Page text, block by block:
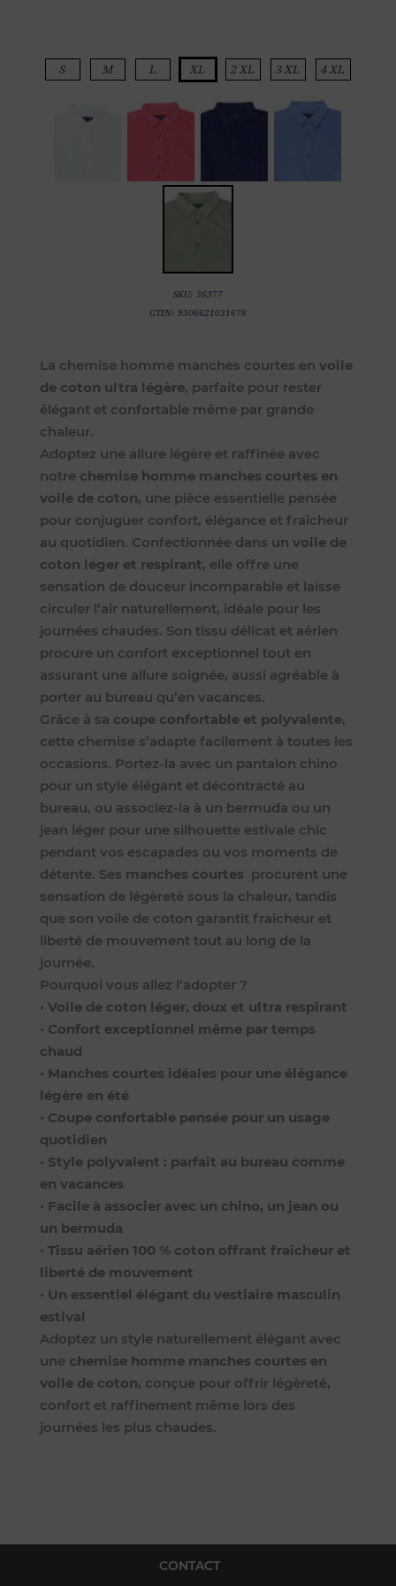
S M L XL 2 XL 3 XL 4 XL
SKU: 36377
GTIN: 9306621031678
La chemise homme manches courtes en voile
de coton ultra légère, parfaite pour rester
élégant et confortable même par grande
chaleur.
Adoptez une allure légère et raffinée avec
notre chemise homme manches courtes en
voile de coton, une pièce essentielle pensée
pour conjuguer confort, élégance et fraîcheur
au quotidien. Confectionnée dans un voile de
coton léger et respirant, elle offre une
sensation de douceur incomparable et laisse
circuler l’air naturellement, idéale pour les
journées chaudes. Son tissu délicat et aérien
procure un confort exceptionnel tout en
assurant une allure soignée, aussi agréable à
porter au bureau qu’en vacances.
Grâce à sa coupe confortable et polyvalente,
cette chemise s’adapte facilement à toutes les
occasions. Portez-la avec un pantalon chino
pour un style élégant et décontracté au
bureau, ou associez-la à un bermuda ou un
jean léger pour une silhouette estivale chic
pendant vos escapades ou vos moments de
détente. Ses manches courtes procurent une
sensation de légèreté sous la chaleur, tandis
que son voile de coton garantit fraîcheur et
liberté de mouvement tout au long de la
journée.
Pourquoi vous allez l’adopter ?
• Voile de coton léger, doux et ultra respirant
• Confort exceptionnel même par temps
chaud
• Manches courtes idéales pour une élégance
légère en été
• Coupe confortable pensée pour un usage
quotidien
• Style polyvalent : parfait au bureau comme
en vacances
• Facile à associer avec un chino, un jean ou
un bermuda
• Tissu aérien 100 % coton offrant fraîcheur et
liberté de mouvement
• Un essentiel élégant du vestiaire masculin
estival
Adoptez un style naturellement élégant avec
une chemise homme manches courtes en
voile de coton, conçue pour offrir légèreté,
confort et raffinement même lors des
journées les plus chaudes.
CONTACT